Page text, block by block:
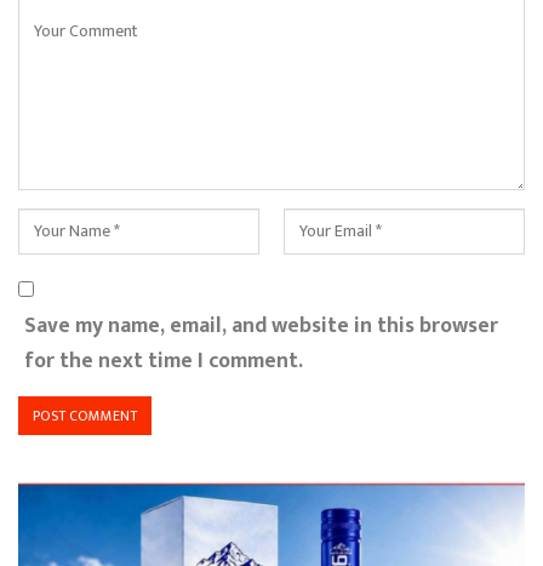
Save my name, email, and website in this browser
for the next time I comment.